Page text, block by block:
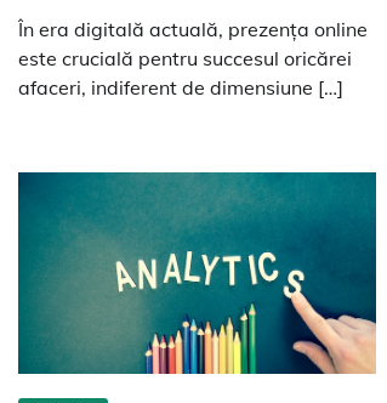
În era digitală actuală, prezența online
este crucială pentru succesul oricărei
afaceri, indiferent de dimensiune […]